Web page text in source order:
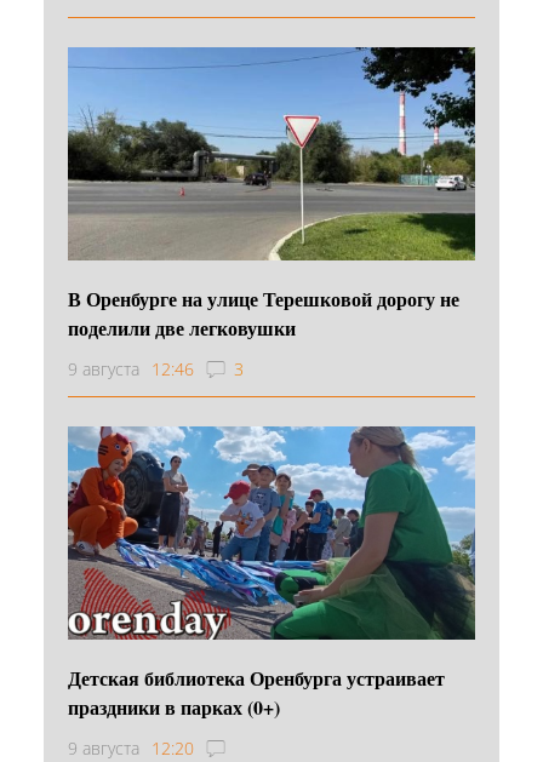
В Оренбурге на улице Терешковой дорогу не
поделили две легковушки
9 августа 12:46 3
Детская библиотека Оренбурга устраивает
праздники в парках (0+)
9 августа 12:20